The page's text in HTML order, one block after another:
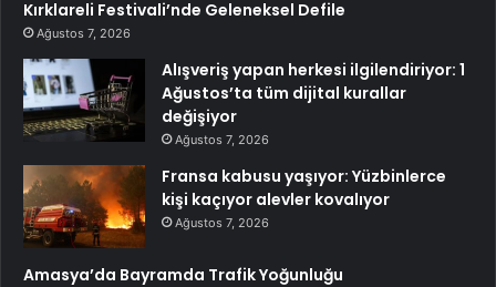
Kırklareli Festivali’nde Geleneksel Defile
Ağustos 7, 2026
Alışveriş yapan herkesi ilgilendiriyor: 1
Ağustos’ta tüm dijital kurallar
değişiyor
Ağustos 7, 2026
Fransa kabusu yaşıyor: Yüzbinlerce
kişi kaçıyor alevler kovalıyor
Ağustos 7, 2026
Amasya’da Bayramda Trafik Yoğunluğu